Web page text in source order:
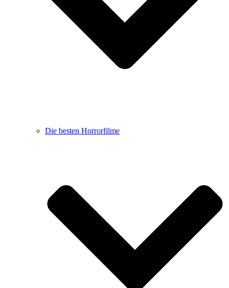
Die besten Horrorfilme